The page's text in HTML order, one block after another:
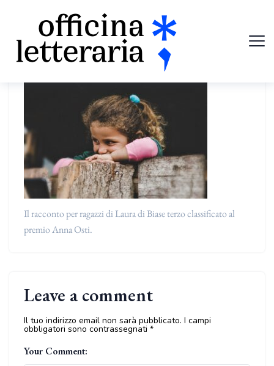
Il racconto per ragazzi di Laura di Biase terzo classificato al
premio Anna Osti.
Leave a comment
Il tuo indirizzo email non sarà pubblicato. I campi
obbligatori sono contrassegnati *
Your Comment: